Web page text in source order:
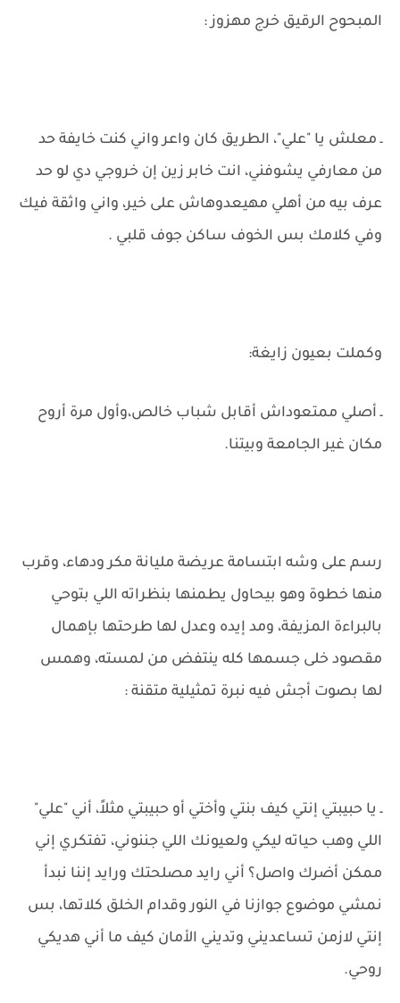
المبحوح الرقيق خرج مهزوز :
ـ معلش يا "علي"، الطريق كان واعر واني كنت خايفة حد
من معارفي يشوفني، انت خابر زين إن خروجي دي لو حد
عرف بيه من أهلي مهيعدوهاش على خير، واني واثقة فيك
وفي كلامك بس الخوف ساكن جوف قلبي .
وكملت بعيون زايغة:
ـ أصلي ممتعوداش أقابل شباب خالص،وأول مرة أروح
مكان غير الجامعة وبيتنا.
رسم على وشه ابتسامة عريضة مليانة مكر ودهاء، وقرب
منها خطوة وهو بيحاول يطمنها بنظراته اللي بتوحي
بالبراءة المزيفة، ومد إيده وعدل لها طرحتها بإهمال
مقصود خلى جسمها كله ينتفض من لمسته، وهمس
لها بصوت أجش فيه نبرة تمثيلية متقنة :
ـ يا حبيبتي إنتي كيف بنتي وأختي أو حبيبتي مثلاً، أني "علي"
اللي وهب حياته ليكي ولعيونك اللي جننوني، تفتكري إني
ممكن أضرك واصل؟ أني رايد مصلحتك ورايد إننا نبدأ
نمشي موضوع جوازنا في النور وقدام الخلق كلاتها، بس
إنتي لازمن تساعديني وتديني الأمان كيف ما أني هديكي
روحي.